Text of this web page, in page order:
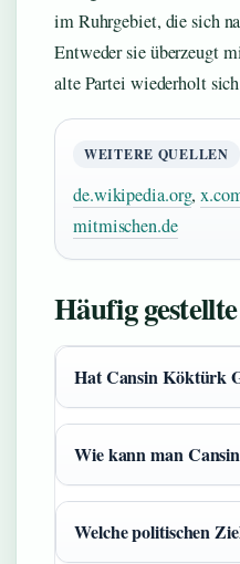
im Ruhrgebiet, die sich
Entweder sie überzeugt
alte Partei wiederholt
WEITERE QUELLEN
de.wikipedia.org,
mitmischen.de
Häufig
Hat Cansin Köktürk
Wie kann man
Welche politischen